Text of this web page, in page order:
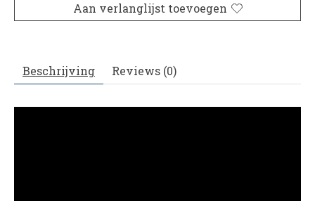
Aan verlanglijst toevoegen
Beschrijving Reviews (0)